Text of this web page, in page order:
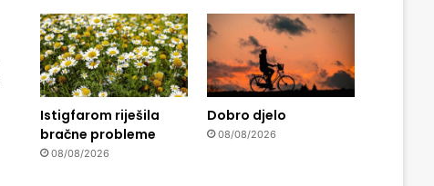
Istigfarom riješila
bračne probleme
08/08/2026
Dobro djelo
08/08/2026